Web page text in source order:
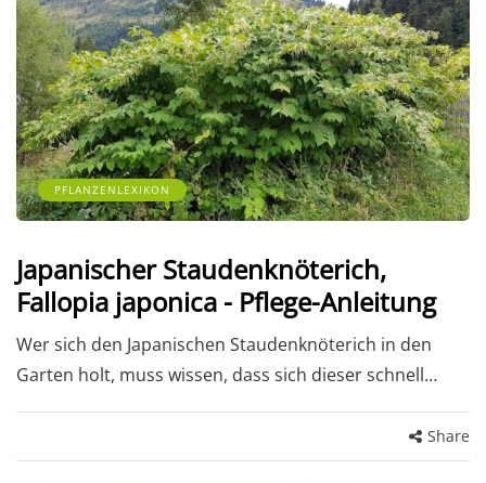
PFLANZENLEXIKON
Japanischer Staudenknöterich,
Fallopia japonica - Pflege-Anleitung
Wer sich den Japanischen Staudenknöterich in den
Garten holt, muss wissen, dass sich dieser schnell…
Share